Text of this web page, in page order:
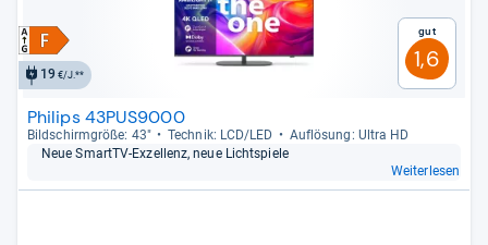
19 €/J.**
Gut
1,6
Philips 43PUS9000
Bild­schirm­größe: 43" Tech­nik: LCD/LED
Auf­lö­sung: Ultra HD
Neue SmartTV-​Exzel­lenz, neue Licht­spiele
Weiterlesen